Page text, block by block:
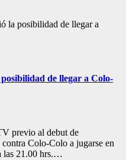
la posibilidad de llegar a
de llegar a Colo-
previo al debut de
Colo-Colo a jugarse en
las 21.00 hrs.…